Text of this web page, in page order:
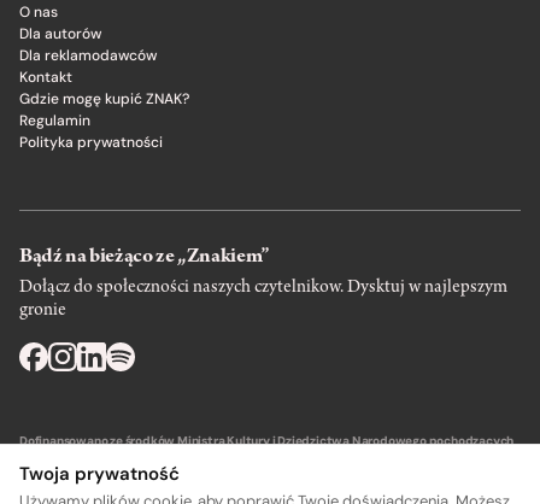
O nas
Dla autorów
Dla reklamodawców
Kontakt
Gdzie mogę kupić ZNAK?
Regulamin
Polityka prywatności
Bądź na bieżąco ze „Znakiem”
Dołącz do społeczności naszych czytelnikow. Dysktuj w najlepszym
gronie
Dofinansowano ze środków Ministra Kultury i Dziedzictwa Narodowego pochodzących
Twoja prywatność